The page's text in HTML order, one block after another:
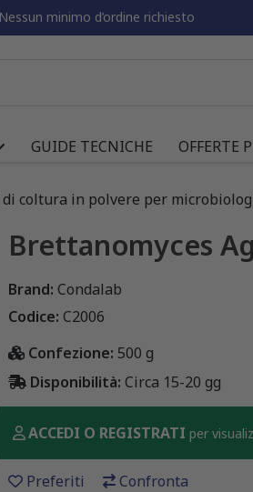
Nessun minimo d’ordine richiesto
GUIDE TECNICHE OFFERTE
coltura in polvere per
Brettanomyces
Brand: Condalab
Codice: C2006
Confezione: 500 g
Disponibilità: Circa 15-20 gg
ACCEDI O REGISTRATI per
Preferiti Confronta